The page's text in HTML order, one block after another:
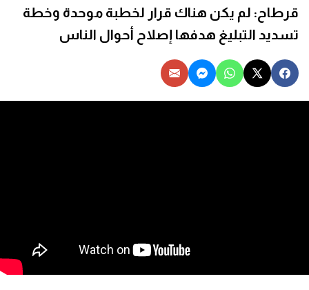
قرطاح: لم يكن هناك قرار لخطبة موحدة وخطة
تسديد التبليغ هدفها إصلاح أحوال الناس